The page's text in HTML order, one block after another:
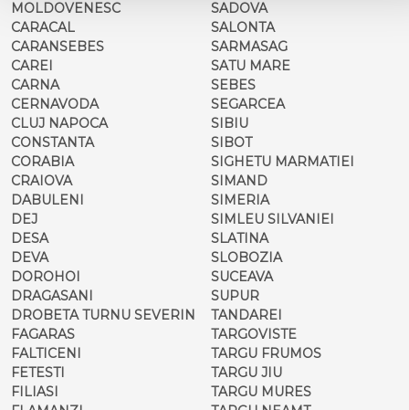
MOLDOVENESC
CARACAL
CARANSEBES
CAREI
CARNA
CERNAVODA
CLUJ NAPOCA
CONSTANTA
CORABIA
CRAIOVA
DABULENI
DEJ
DESA
DEVA
DOROHOI
DRAGASANI
DROBETA TURNU SEVERIN
FAGARAS
FALTICENI
FETESTI
FILIASI
SADOVA
SALONTA
SARMASAG
SATU MARE
SEBES
SEGARCEA
SIBIU
SIBOT
SIGHETU MARMATIEI
SIMAND
SIMERIA
SIMLEU SILVANIEI
SLATINA
SLOBOZIA
SUCEAVA
SUPUR
TANDAREI
TARGOVISTE
TARGU FRUMOS
TARGU JIU
TARGU MURES